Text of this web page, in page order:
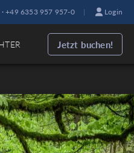
+49 6353 957 957-0 | Login
Jetzt buchen!